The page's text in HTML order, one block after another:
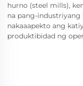
hurno (steel mills),
na pang-
nakaaapekto ang
produktibidad ng